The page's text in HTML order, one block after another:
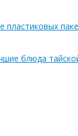
пластиковых
блюда